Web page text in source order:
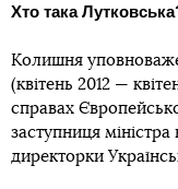
Хто така
Колишня
(квітень 2012 —
справах
заступниця
директорки